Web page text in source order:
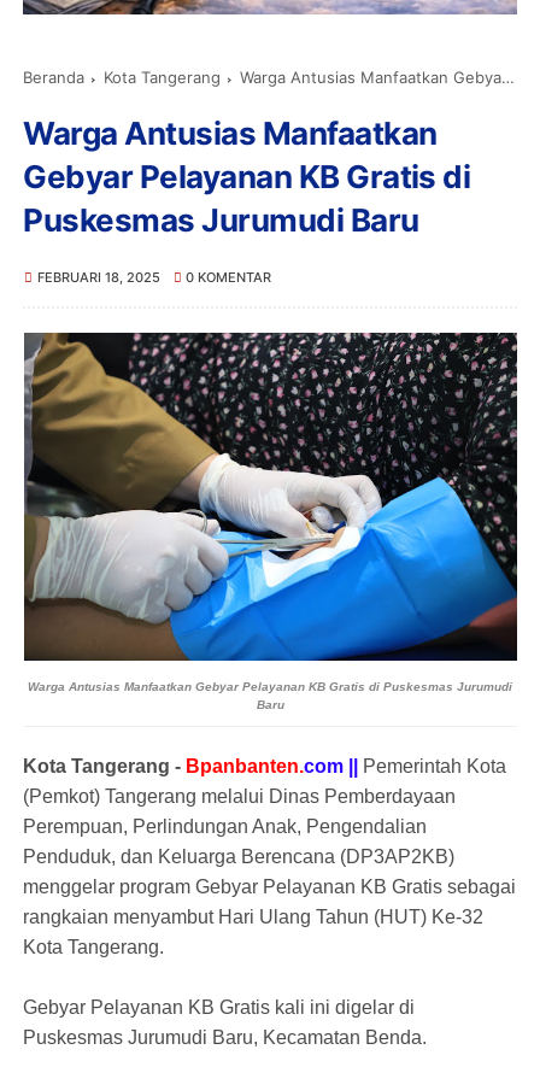
Beranda Kota Tangerang Warga Antusias Manfaatkan Gebyar Pelayanan KB Gratis di Puskesmas Jurumudi Baru
Warga Antusias Manfaatkan
Gebyar Pelayanan KB Gratis di
Puskesmas Jurumudi Baru
FEBRUARI 18, 2025 0 KOMENTAR
Warga Antusias Manfaatkan Gebyar Pelayanan KB Gratis di Puskesmas Jurumudi
Baru
Kota Tangerang - Bpanbanten.com || Pemerintah Kota
(Pemkot) Tangerang melalui Dinas Pemberdayaan
Perempuan, Perlindungan Anak, Pengendalian
Penduduk, dan Keluarga Berencana (DP3AP2KB)
menggelar program Gebyar Pelayanan KB Gratis sebagai
rangkaian menyambut Hari Ulang Tahun (HUT) Ke-32
Kota Tangerang.
Gebyar Pelayanan KB Gratis kali ini digelar di
Puskesmas Jurumudi Baru, Kecamatan Benda.